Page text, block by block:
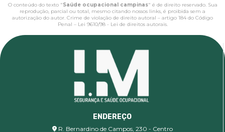
O conteúdo do texto "Saúde ocupacional campinas" é de direito reservado. Sua
reprodução, parcial ou total, mesmo citando nossos links, é proibida sem a
autorização do autor. Crime de violação de direito autoral – artigo 184 do Código
Penal – Lei 9610/98 - Lei de direitos autorais.
ENDEREÇO
R. Bernardino de Campos, 230 - Centro